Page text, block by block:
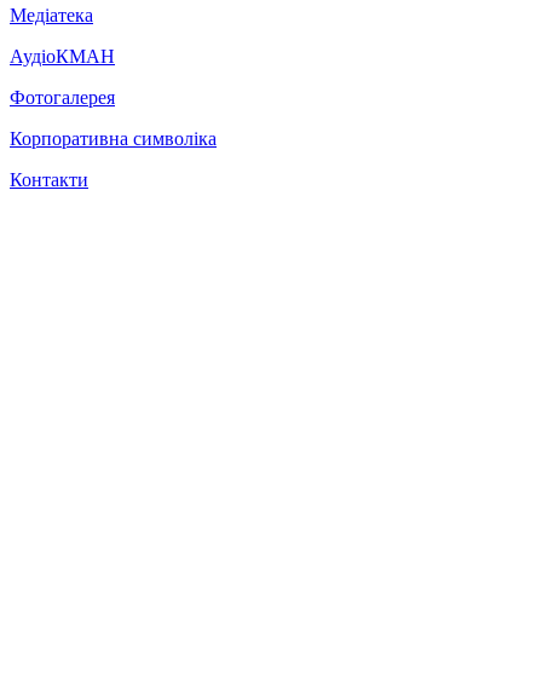
Медіатека
АудіоКМАН
Фотогалерея
Корпоративна символіка
Контакти